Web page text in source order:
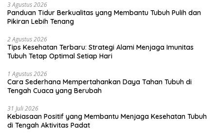
3 Agustus 2026
Panduan Tidur Berkualitas yang Membantu Tubuh Pulih dan
Pikiran Lebih Tenang
2 Agustus 2026
Tips Kesehatan Terbaru: Strategi Alami Menjaga Imunitas
Tubuh Tetap Optimal Setiap Hari
1 Agustus 2026
Cara Sederhana Mempertahankan Daya Tahan Tubuh di
Tengah Cuaca yang Berubah
31 Juli 2026
Kebiasaan Positif yang Membantu Menjaga Kesehatan Tubuh
di Tengah Aktivitas Padat